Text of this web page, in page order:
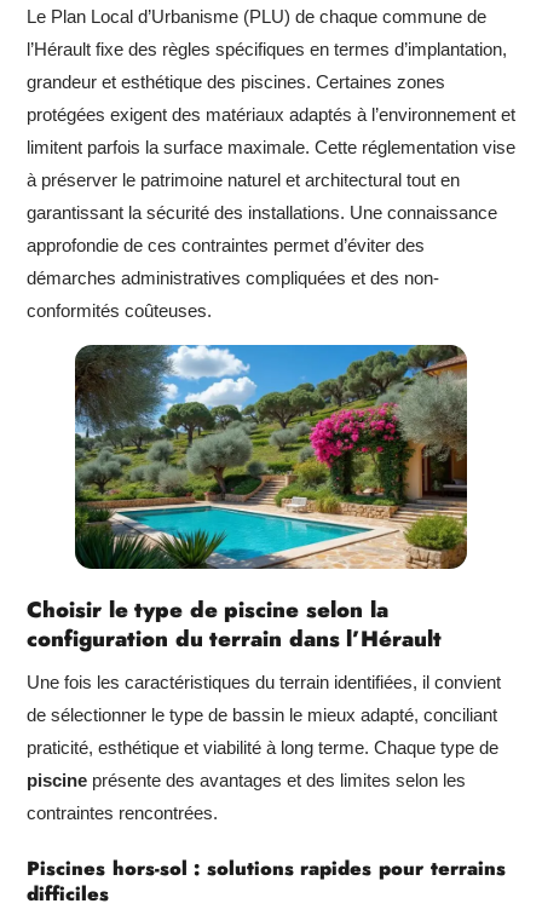
Le Plan Local d’Urbanisme (PLU) de chaque commune de
l’Hérault fixe des règles spécifiques en termes d’implantation,
grandeur et esthétique des piscines. Certaines zones
protégées exigent des matériaux adaptés à l’environnement et
limitent parfois la surface maximale. Cette réglementation vise
à préserver le patrimoine naturel et architectural tout en
garantissant la sécurité des installations. Une connaissance
approfondie de ces contraintes permet d’éviter des
démarches administratives compliquées et des non-
conformités coûteuses.
Choisir le type de piscine selon la
configuration du terrain dans l’Hérault
Une fois les caractéristiques du terrain identifiées, il convient
de sélectionner le type de bassin le mieux adapté, conciliant
praticité, esthétique et viabilité à long terme. Chaque type de
piscine présente des avantages et des limites selon les
contraintes rencontrées.
Piscines hors-sol : solutions rapides pour terrains
difficiles